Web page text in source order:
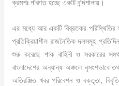
ক্রমশঃ পরিণত হচ্ছে একটি বন্দিশালায়।
এর মধ্যে আর একটি বিব্রতকর পরিস্থিতির
প্রতিক্রিয়াশীল রাজনৈতিক দলসমূহ
শুরু করেছে পাক বাহিনী ও সরকারের
বাংলাদেশের অন্যান্য অঞ্চলে নৃসংশভাবে
অতিরঞ্জিত খবর পরিবেশন ও বক্তৃতা,